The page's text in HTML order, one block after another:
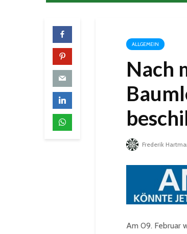
ALLGEMEIN
Nach
Frederik
Am 09. Februar